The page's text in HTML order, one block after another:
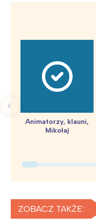
Animatorzy, klauni,
Mikołaj
ZOBACZ TAKŻE: